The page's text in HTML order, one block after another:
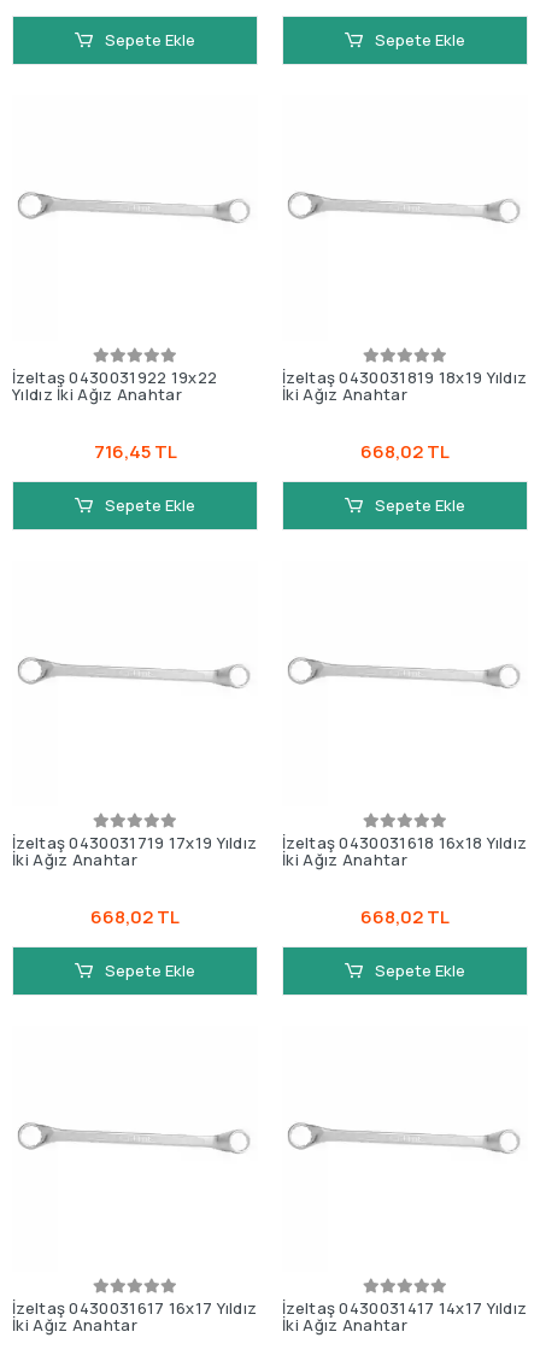
Sepete Ekle Sepete Ekle
İzeltaş 0430031922 19x22
Yıldız İki Ağız Anahtar
716,45 TL
Sepete Ekle
İzeltaş 0430031819 18x19 Yıldız
İki Ağız Anahtar
668,02 TL
Sepete Ekle
İzeltaş 0430031719 17x19 Yıldız
İki Ağız Anahtar
668,02 TL
Sepete Ekle
İzeltaş 0430031618 16x18 Yıldız
İki Ağız Anahtar
668,02 TL
Sepete Ekle
İzeltaş 0430031617 16x17 Yıldız
İki Ağız Anahtar
İzeltaş 0430031417 14x17 Yıldız
İki Ağız Anahtar